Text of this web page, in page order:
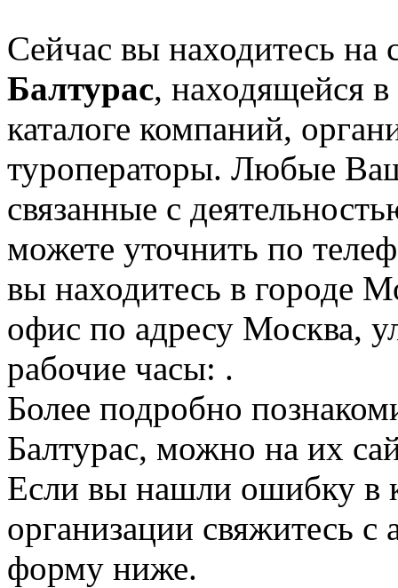
Сейчас вы находитесь на
Балтурас, находящейся
каталоге компаний,
туроператоры. Любые
связанные с
можете уточнить по
вы находитесь в городе
офис по адресу Москва,
рабочие часы: .
Более подробно
Балтурас, можно на их
Если вы нашли ошибку в
организации свяжитесь
форму ниже.